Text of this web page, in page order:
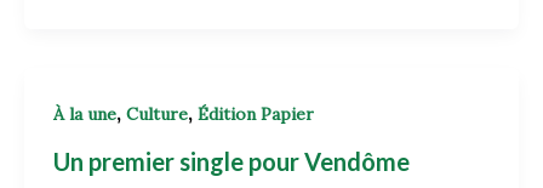
À la une, Culture, Édition Papier
Un premier single pour Vendôme